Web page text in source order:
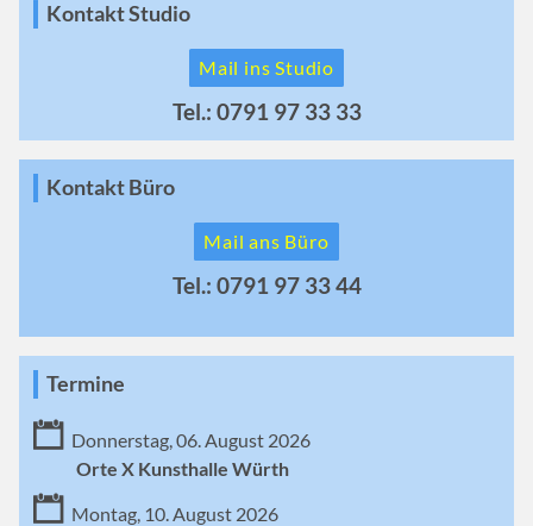
Kontakt Studio
Mail ins Studio
Tel.: 0791 97 33 33
Kontakt Büro
Mail ans Büro
Tel.: 0791 97 33 44
Termine
Donnerstag, 06. August 2026
Orte X Kunsthalle Würth
Montag, 10. August 2026